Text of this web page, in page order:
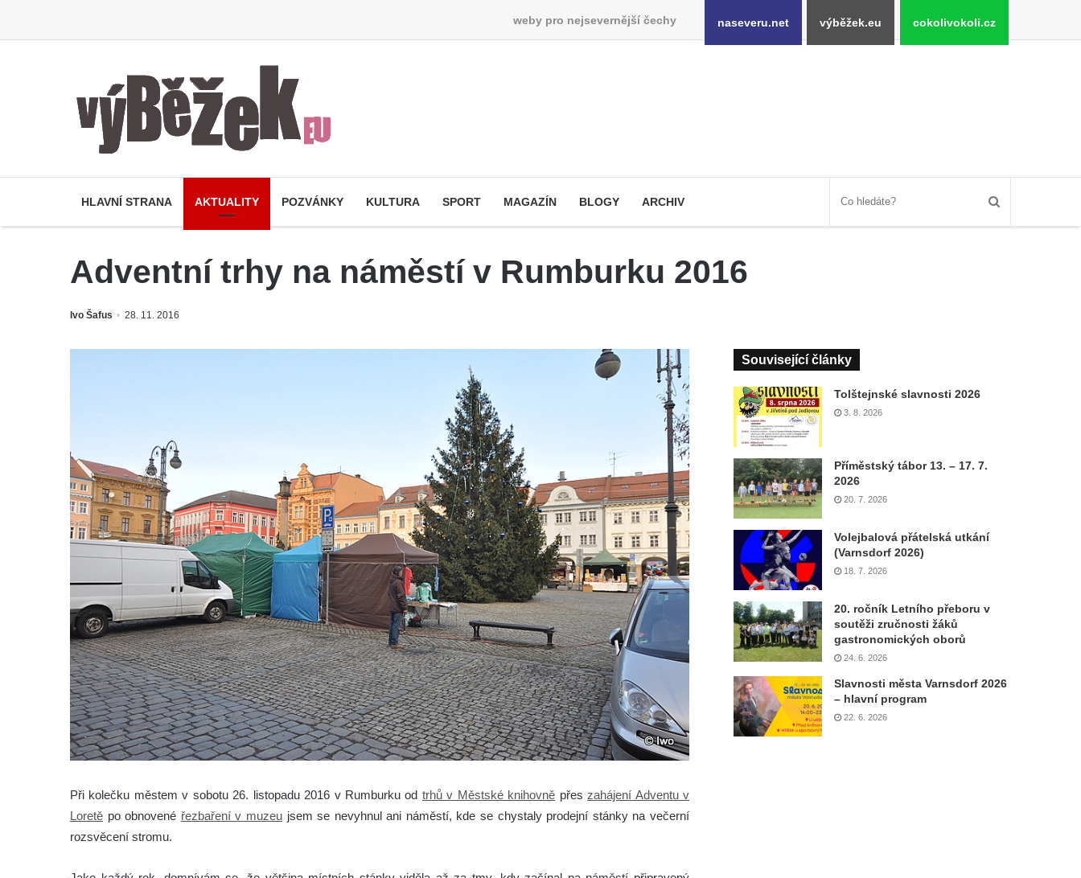
weby pro nejsevernější čechy naseveru.net výběžek.eu cokolivokoli.cz
HLAVNÍ STRANA AKTUALITY POZVÁNKY KULTURA SPORT MAGAZÍN BLOGY ARCHIV
Adventní trhy na náměstí v Rumburku 2016
Ivo Šafus 28. 11. 2016
Při kolečku městem v sobotu 26. listopadu 2016 v Rumburku od trhů v Městské knihovně přeszahájení Adventu v
Loretě po obnovené řezbaření v muzeujsem se nevyhnul ani náměstí, kde se chystaly prodejní stánky na večerní
rozsvěcení stromu.
Související články
Tolštejnské slavnosti 2026
3. 8. 2026
Příměstský tábor 13. – 17. 7.
2026
20. 7. 2026
Volejbalová přátelská utkání
(Varnsdorf 2026)
18. 7. 2026
20. ročník Letního přeboru v
soutěži zručnosti žáků
gastronomických oborů
24. 6. 2026
Slavnosti města Varnsdorf 2026
– hlavní program
22. 6. 2026